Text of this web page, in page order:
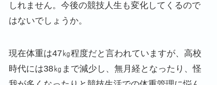
しれません。今後の競技人生も変化してくるので
はないでしょうか。
現在体重は47㎏程度だと言われていますが、高校
時代には38㎏まで減少し、無月経となったり、怪